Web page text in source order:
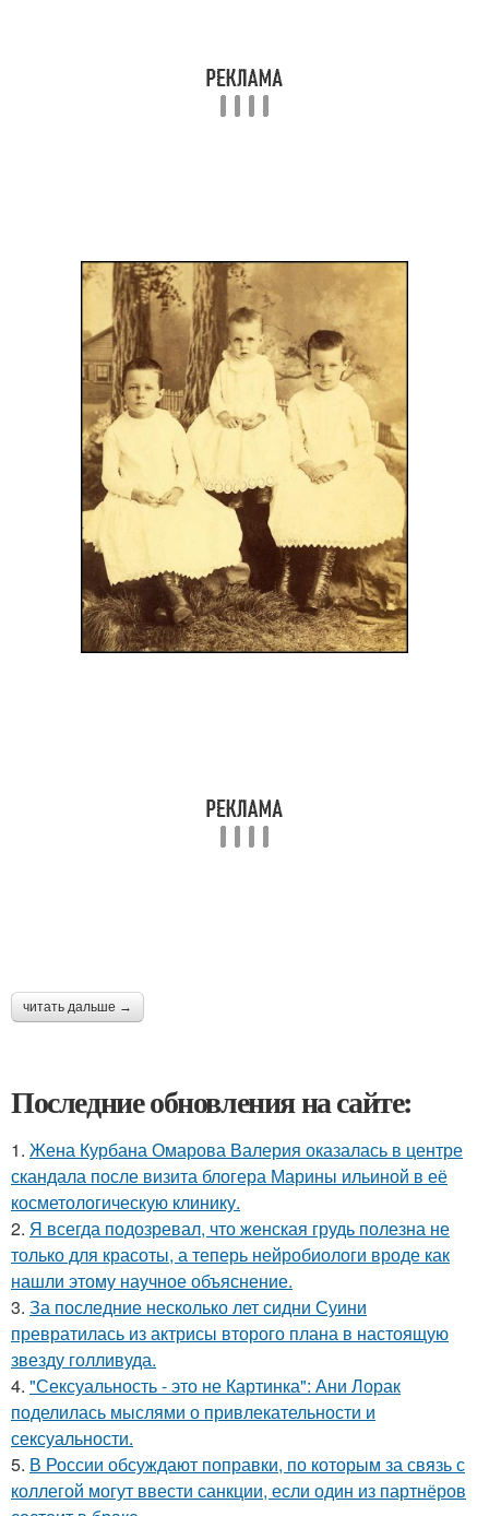
читать дальше →
Последние обновления на сайте:
1. Жена Курбана Омарова Валерия оказалась в центре
скандала после визита блогера Марины ильиной в её
косметологическую клинику.
2. Я всегда подозревал, что женская грудь полезна не
только для красоты, а теперь нейробиологи вроде как
нашли этому научное объяснение.
3. За последние несколько лет сидни Суини
превратилась из актрисы второго плана в настоящую
звезду голливуда.
4. "Сексуальность - это не Картинка": Ани Лорак
поделилась мыслями о привлекательности и
сексуальности.
5. В России обсуждают поправки, по которым за связь с
коллегой могут ввести санкции, если один из партнёров